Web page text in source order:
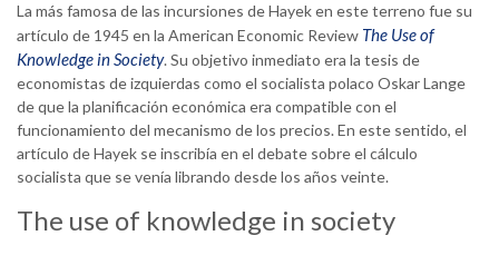
La más famosa de las incursiones de Hayek en este terreno fue su
artículo de 1945 en la American Economic Review The Use of
Knowledge in Society. Su objetivo inmediato era la tesis de
economistas de izquierdas como el socialista polaco Oskar Lange
de que la planificación económica era compatible con el
funcionamiento del mecanismo de los precios. En este sentido, el
artículo de Hayek se inscribía en el debate sobre el cálculo
socialista que se venía librando desde los años veinte.
The use of knowledge in society